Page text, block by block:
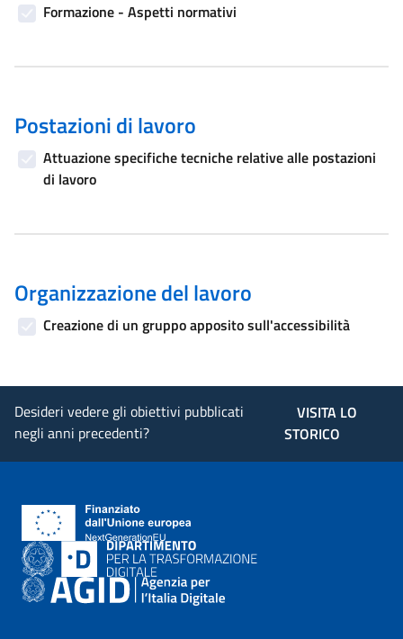
Formazione - Aspetti normativi
Postazioni di lavoro
Attuazione specifiche tecniche relative alle postazioni
di lavoro
Organizzazione del lavoro
Creazione di un gruppo apposito sull'accessibilità
Desideri vedere gli obiettivi pubblicati
negli anni precedenti?
VISITA LO
STORICO